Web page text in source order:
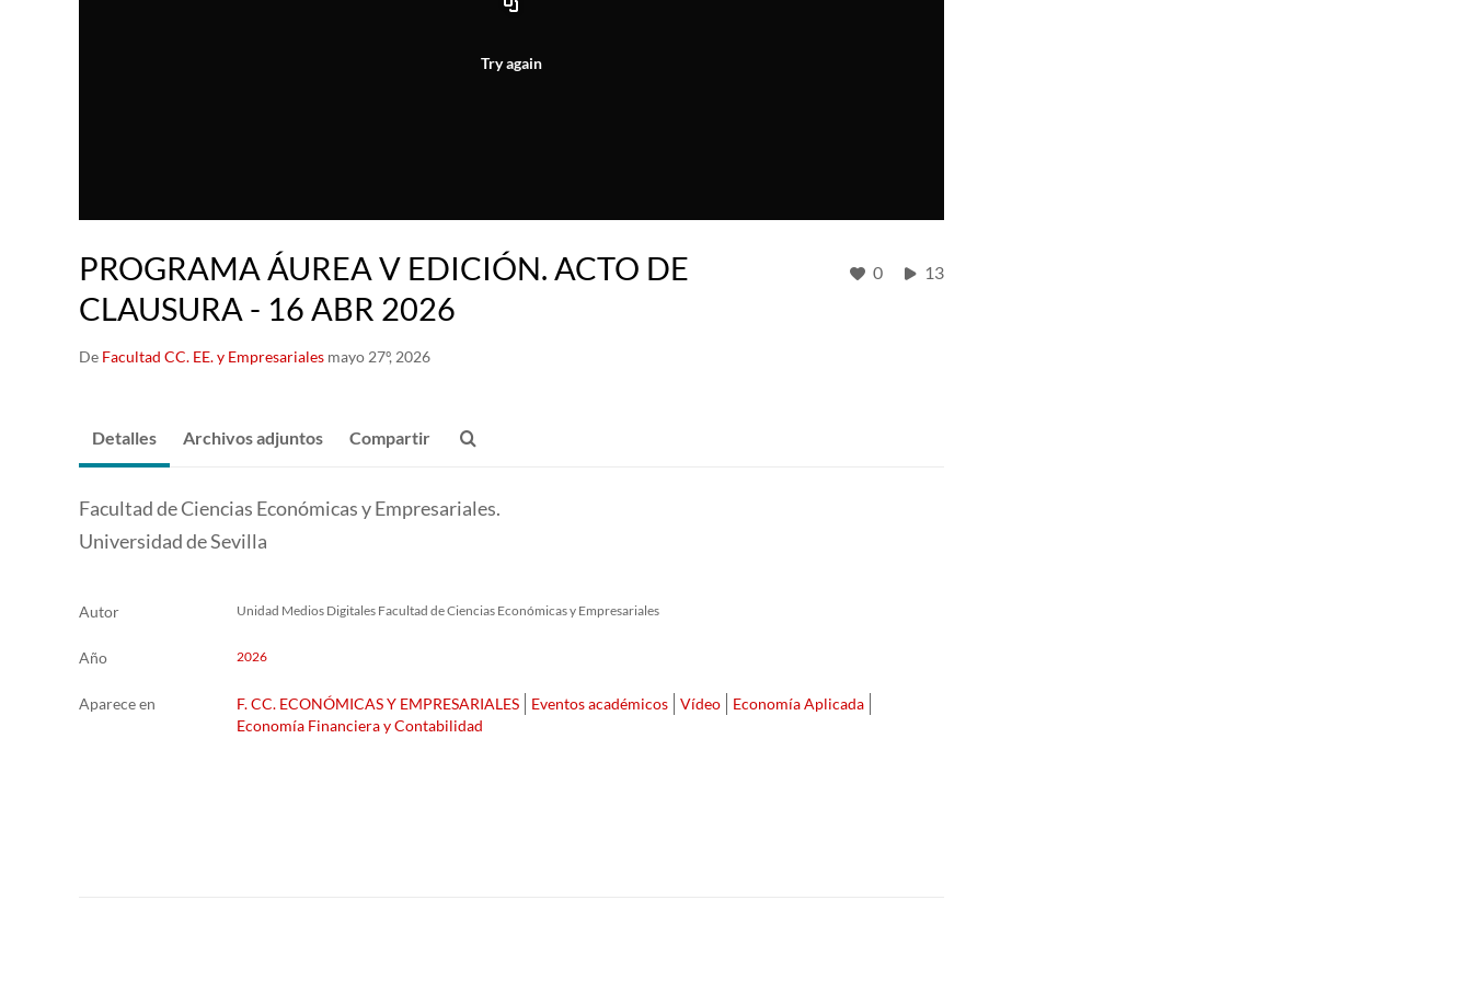
Try again
PROGRAMA ÁUREA V EDICIÓN. ACTO DE
CLAUSURA - 16 ABR 2026
De Facultad CC. EE. y Empresariales mayo 27º, 2026
0 13
Detalles Archivos adjuntos Compartir
Facultad de Ciencias Económicas y Empresariales.
Universidad de Sevilla
Autor Unidad Medios Digitales Facultad de Ciencias Económicas y Empresariales
Año 2026
Aparece en F. CC. ECONÓMICAS Y EMPRESARIALES Eventos académicos Vídeo
Economía Aplicada
Economía Financiera y Contabilidad